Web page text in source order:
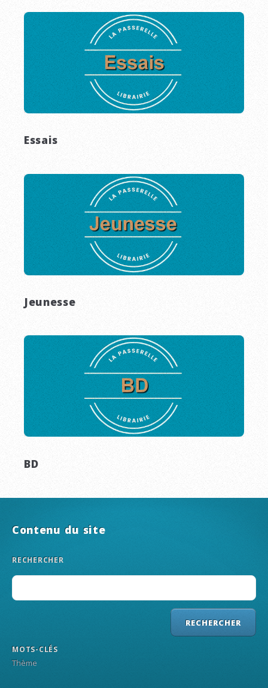
Essais
Jeunesse
BD
Contenu du site
RECHERCHER
MOTS-CLÉS
Thème